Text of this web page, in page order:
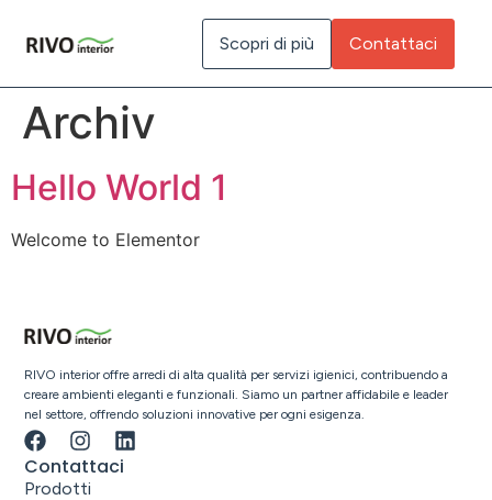
Scopri di più Contattaci
Archiv
Hello World 1
Welcome to Elementor
RIVO interior offre arredi di alta qualità per servizi igienici, contribuendo a
creare ambienti eleganti e funzionali. Siamo un partner affidabile e leader
nel settore, offrendo soluzioni innovative per ogni esigenza.
Contattaci
Prodotti